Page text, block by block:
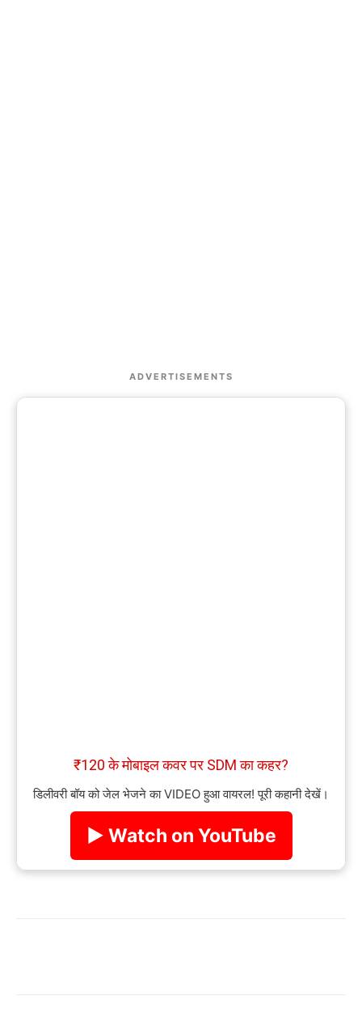
ADVERTISEMENTS
₹120 के मोबाइल कवर पर SDM का कहर?
डिलीवरी बॉय को जेल भेजने का VIDEO हुआ वायरल! पूरी कहानी देखें।
▶ Watch on YouTube